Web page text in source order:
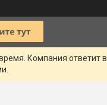
Компания